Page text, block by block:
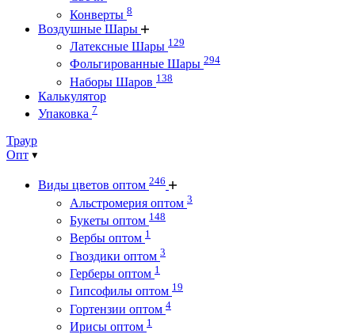
Конверты 8
Воздушные Шары
Латексные Шары 129
Фольгированные Шары 294
Наборы Шаров 138
Калькулятор
Упаковка 7
Траур
Опт
Виды цветов оптом 246
Альстромерия оптом 3
Букеты оптом 148
Вербы оптом 1
Гвоздики оптом 3
Герберы оптом 1
Гипсофилы оптом 19
Гортензии оптом 4
Ирисы оптом 1